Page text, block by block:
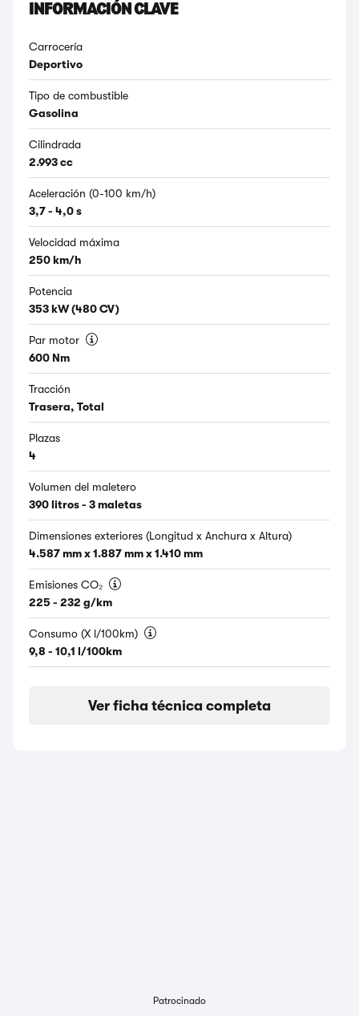
INFORMACIÓN CLAVE
Carrocería
Deportivo
Tipo de combustible
Gasolina
Cilindrada
2.993 cc
Aceleración (0-100 km/h)
3,7 - 4,0 s
Velocidad máxima
250 km/h
Potencia
353 kW (480 CV)
Par motor
600 Nm
Tracción
Trasera, Total
Plazas
4
Volumen del maletero
390 litros - 3 maletas
Dimensiones exteriores (Longitud x Anchura x Altura)
4.587 mm x 1.887 mm x 1.410 mm
Emisiones CO₂
225 - 232 g/km
Consumo (X l/100km)
9,8 - 10,1 l/100km
Ver ficha técnica completa
Patrocinado